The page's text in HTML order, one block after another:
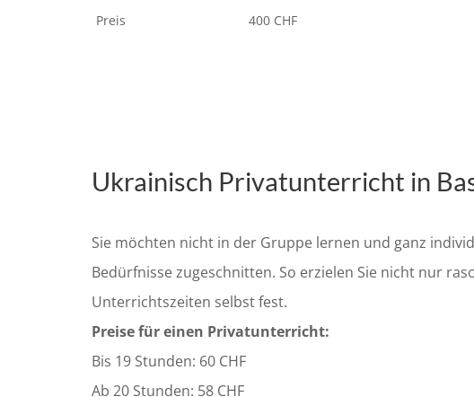
Preis
400 CHF
Ukrainisch Privatunterricht in
Sie möchten nicht in der Gruppe lernen und ganz
Bedürfnisse zugeschnitten. So erzielen Sie nicht nur
Unterrichtszeiten selbst fest.
Preise für einen Privatunterricht:
Bis 19 Stunden: 60 CHF
Ab 20 Stunden: 58 CHF